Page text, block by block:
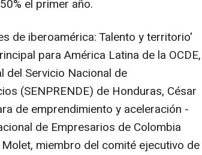
el primer año.
de iberoamérica: Talento y territorio'
para América Latina de la OCDE,
del Servicio Nacional de
(SENPRENDE) de Honduras, César
de emprendimiento y aceleración -
de Empresarios de Colombia
miembro del comité ejecutivo de